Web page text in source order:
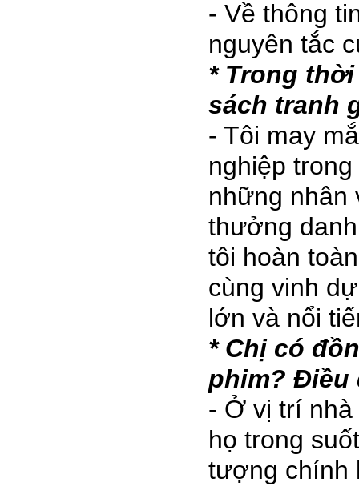
- Về thông
nguyên tắc
* Trong
sách tranh
- Tôi may
nghiệp
những nhân
thưởng
tôi hoàn
cùng vinh
lớn và nổi
* Chị có
phim?
- Ở vị trí
họ trong
tượng chính